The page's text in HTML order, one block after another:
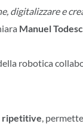
digitalizzare e
Manuel
robotica
ripetitive,